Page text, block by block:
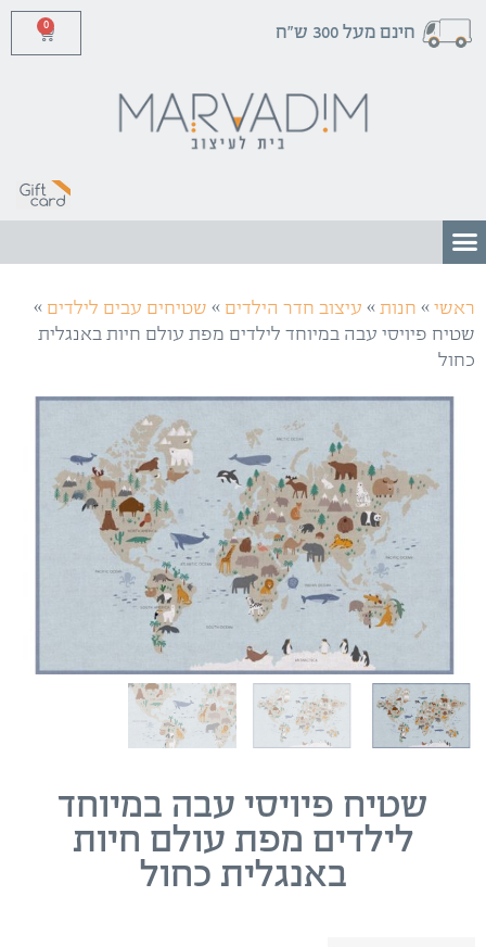
חינם מעל 300 ש"ח 0
ראשי » חנות » עיצוב חדר הילדים » שטיחים עבים לילדים »
שטיח פיויסי עבה במיוחד לילדים מפת עולם חיות באנגלית
כחול
שטיח פיויסי עבה במיוחד
לילדים מפת עולם חיות
באנגלית כחול